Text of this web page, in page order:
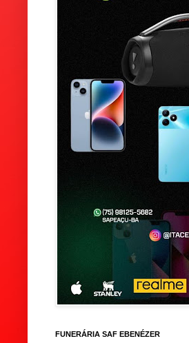
FUNERÁRIA SAF EBENÉZER